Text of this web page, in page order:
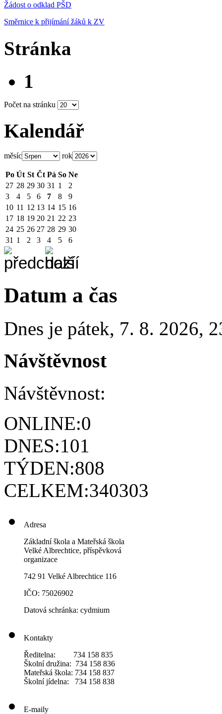
Žádost o odklad PŠD
Směrnice k přijímání žáků k ZV
Stránka
1
Počet na stránku
Kalendář
měsíc rok
Po Út St Čt Pá So Ne
27 28 29 30 31 1
2
3
4 5 6 7 8
9
10 11 12 13 14 15 16
17 18 19 20 21 22 23
24 25 26 27 28 29 30
31 1 2 3 4 5 6
Datum a čas
Dnes je pátek, 7. 8. 2026,
Návštěvnost
Návštěvnost:
ONLINE:0
DNES:101
TÝDEN:808
CELKEM:340303
Adresa
Základní škola a Mateřská škola
Velké Albrechtice, příspěvková
organizace
742 91 Velké Albrechtice 116
IČO: 75026902
Datová schránka: cydmium
Kontakty
Ředitelna: 734 158 835
Školní družina: 734 158 836
Mateřská škola: 734 158 837
Školní jídelna: 734 158 838
E-maily